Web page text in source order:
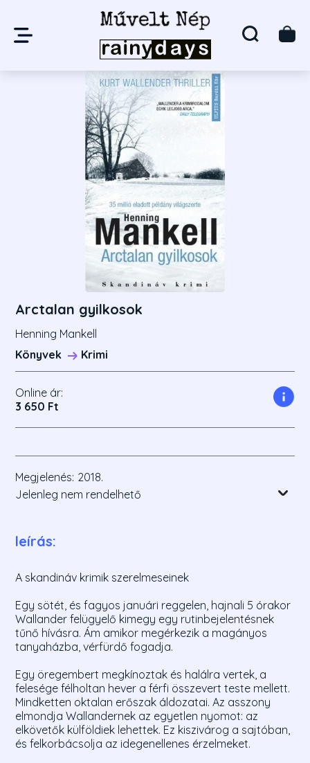
Arctalan gyilkosok
Henning Mankell
Könyvek
Krimi
Online ár:
3 650 Ft
Megjelenés: 2018.
Jelenleg nem rendelhető
leírás:
A skandináv krimik szerelmeseinek
Egy sötét, és fagyos januári reggelen, hajnali 5 órakor
Wallander felügyelő kimegy egy rutinbejelentésnek
tűnő hívásra. Ám amikor megérkezik a magányos
tanyaházba, vérfürdő fogadja.
Egy öregembert megkínoztak és halálra vertek, a
felesége félholtan hever a férfi összevert teste mellett.
Mindketten oktalan erőszak áldozatai. Az asszony
elmondja Wallandernek az egyetlen nyomot: az
elkövetők külföldiek lehettek. Ez kiszivárog a sajtóban,
és felkorbácsolja az idegenellenes érzelmeket.